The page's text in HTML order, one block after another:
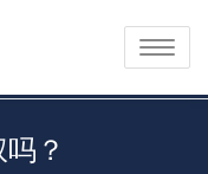
Toggle
？